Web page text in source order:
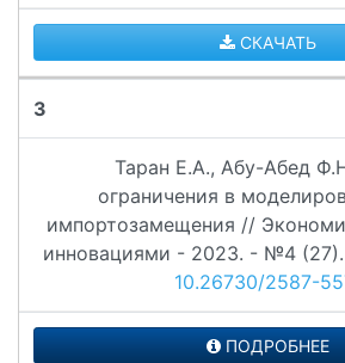
СКАЧАТЬ
3
Таран Е.А., Абу-Абед
ограничения в
импортозамещения //
инновациями - 2023. - №4
10.26730/2587-
ПОДРОБНЕЕ